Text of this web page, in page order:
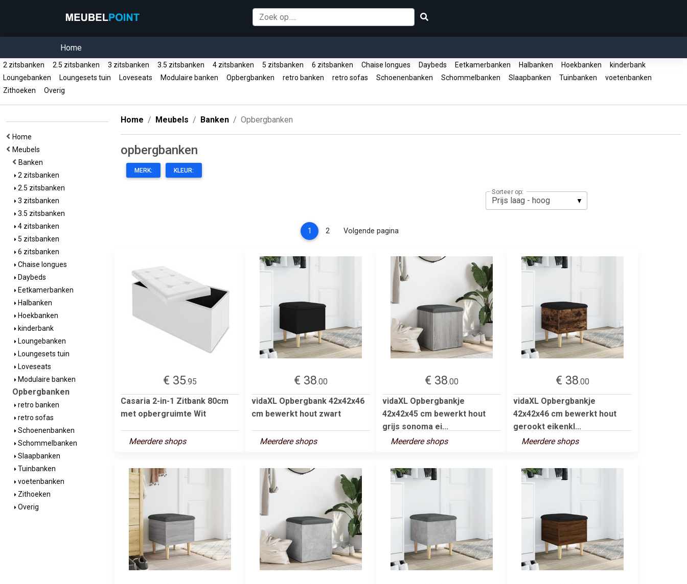
Home
2 zitsbanken 2.5 zitsbanken 3 zitsbanken 3.5 zitsbanken 4 zitsbanken 5 zitsbanken 6 zitsbanken Chaise longues Daybeds Eetkamerbanken Halbanken Hoekbanken
kinderbank
Loungebanken
Loungesets tuin Loveseats Modulaire banken Opbergbanken retro banken retro sofas Schoenenbanken Schommelbanken Slaapbanken Tuinbanken
voetenbanken
Zithoeken
Overig
Home
Meubels
Banken
2 zitsbanken
2.5 zitsbanken
3 zitsbanken
3.5 zitsbanken
4 zitsbanken
5 zitsbanken
6 zitsbanken
Chaise longues
Daybeds
Eetkamerbanken
Halbanken
Hoekbanken
kinderbank
Loungebanken
Loungesets tuin
Loveseats
Modulaire banken
Opbergbanken
retro banken
retro sofas
Schoenenbanken
Schommelbanken
Slaapbanken
Tuinbanken
voetenbanken
Zithoeken
Overig
Home Meubels Banken Opbergbanken
opbergbanken
MERK: KLEUR:
Sorteer op:
1 (current)
2 Volgende pagina
€ 35.95
Casaria 2-in-1 Zitbank 80cm
met opbergruimte Wit
Meerdere shops
€ 38.00
vidaXL Opbergbank 42x42x46
cm bewerkt hout zwart
Meerdere shops
€ 38.00
vidaXL Opbergbankje
42x42x45 cm bewerkt hout
grijs sonoma ei...
Meerdere shops
€ 38.00
vidaXL Opbergbankje
42x42x46 cm bewerkt hout
gerookt eikenkl...
Meerdere shops